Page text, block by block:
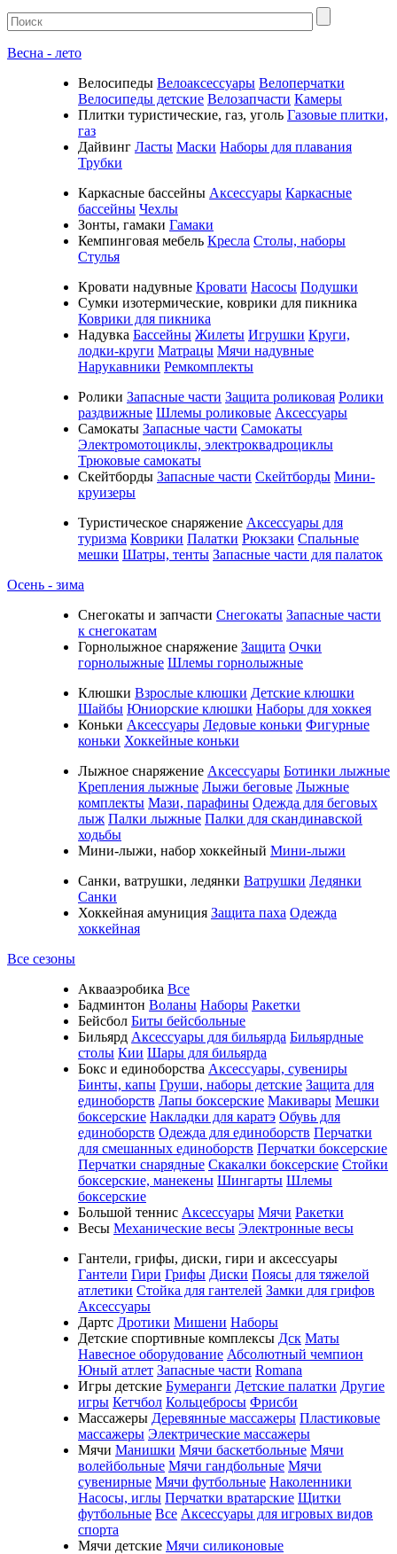
Весна - лето
Велосипеды Велоаксессуары Велоперчатки
Велосипеды детские Велозапчасти Камеры
Плитки туристические, газ, уголь Газовые плитки,
газ
Дайвинг Ласты Маски Наборы для плавания
Трубки
Каркасные бассейны Аксессуары Каркасные
бассейны Чехлы
Зонты, гамаки Гамаки
Кемпинговая мебель Кресла Столы, наборы
Стулья
Кровати надувные Кровати Насосы Подушки
Cумки изотермические, коврики для пикника
Коврики для пикника
Надувка Бассейны Жилеты Игрушки Круги,
лодки-круги Матрацы Мячи надувные
Нарукавники Ремкомплекты
Ролики Запасные части Защита роликовая Ролики
раздвижные Шлемы роликовые Аксессуары
Самокаты Запасные части Самокаты
Электромотоциклы, электроквадроциклы
Трюковые самокаты
Скейтборды Запасные части Скейтборды Мини-
круизеры
Туристическое снаряжение Аксессуары для
туризма Коврики Палатки Рюкзаки Спальные
мешки Шатры, тенты Запасные части для палаток
Осень - зима
Cнегокаты и запчасти Снегокаты Запасные части
к снегокатам
Горнолыжное снаряжение Защита Очки
горнолыжные Шлемы горнолыжные
Клюшки Взрослые клюшки Детские клюшки
Шайбы Юниорские клюшки Наборы для хоккея
Коньки Аксессуары Ледовые коньки Фигурные
коньки Хоккейные коньки
Лыжное снаряжение Аксессуары Ботинки лыжные
Крепления лыжные Лыжи беговые Лыжные
комплекты Мази, парафины Одежда для беговых
лыж Палки лыжные Палки для скандинавской
ходьбы
Мини-лыжи, набор хоккейный Мини-лыжи
Санки, ватрушки, ледянки Ватрушки Ледянки
Санки
Хоккейная амуниция Защита паха Одежда
хоккейная
Все сезоны
Аквааэробика Все
Бадминтон Воланы Наборы Ракетки
Бейсбол Биты бейсбольные
Бильярд Аксессуары для бильярда Бильярдные
столы Кии Шары для бильярда
Бокс и единоборства Аксессуары, сувениры
Бинты, капы Груши, наборы детские Защита для
единоборств Лапы боксерские Макивары Мешки
боксерские Накладки для каратэ Обувь для
единоборств Одежда для единоборств Перчатки
для смешанных единоборств Перчатки боксерские
Перчатки снарядные Скакалки боксерские Стойки
боксерские, манекены Шингарты Шлемы
боксерские
Большой теннис Аксессуары Мячи Ракетки
Весы Механические весы Электронные весы
Гантели, грифы, диски, гири и аксессуары
Гантели Гири Грифы Диски Поясы для тяжелой
атлетики Стойка для гантелей Замки для грифов
Аксессуары
Дартс Дротики Мишени Наборы
Детские спортивные комплексы Дск Маты
Навесное оборудование Абсолютный чемпион
Юный атлет Запасные части Romana
Игры детские Бумеранги Детские палатки Другие
игры Кетчбол Кольцебросы Фрисби
Массажеры Деревянные массажеры Пластиковые
массажеры Электрические массажеры
Мячи Манишки Мячи баскетбольные Мячи
волейбольные Мячи гандбольные Мячи
сувенирные Мячи футбольные Наколенники
Насосы, иглы Перчатки вратарские Щитки
футбольные Все Аксессуары для игровых видов
спорта
Мячи детские Мячи силиконовые